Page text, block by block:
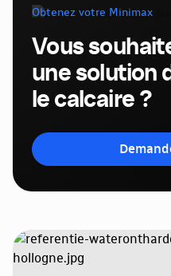
Obtenez votre Minimax
Vous
une solution
le calcaire ?